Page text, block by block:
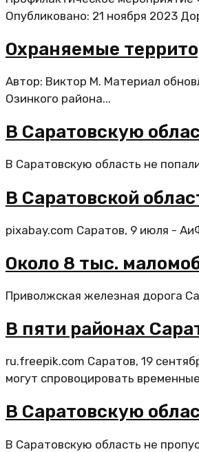
Опубликовано: 21 ноября 2023
Охраняемые
Автор: Виктор М. Материал
Озинкого района...
В Саратовскую
В Саратовскую область не
В Саратовской
pixabay.com Саратов, 9 июля -
Около 8 тыс.
Приволжская железная дорога
В пяти районах
ru.freepik.com Саратов, 19
могут спровоцировать
В Саратовскую
В Саратовскую область не